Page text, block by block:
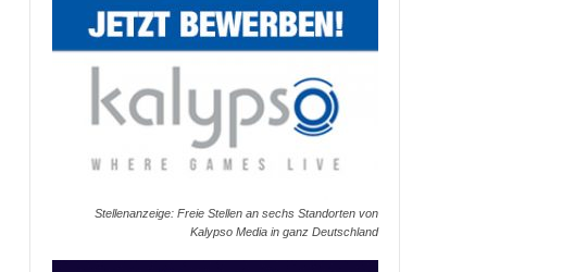
Stellenanzeige: Freie Stellen an sechs Standorten von
Kalypso Media in ganz Deutschland